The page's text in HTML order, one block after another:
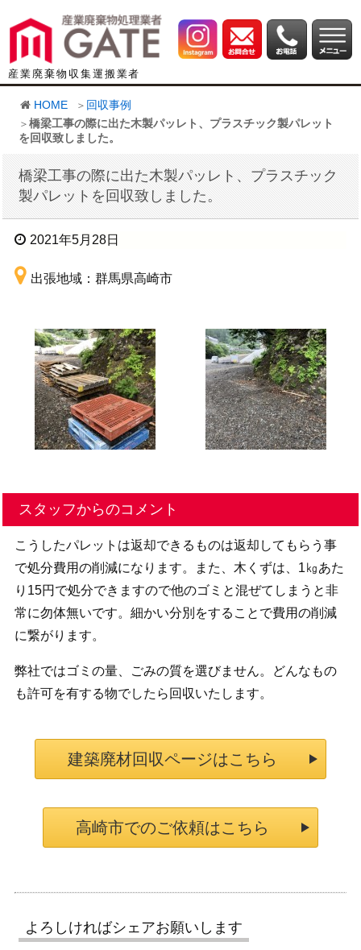
産業廃棄物収集運搬業者
HOME
回収事例
橋梁工事の際に出た木製パッレト、プラスチック製パレット
を回収致しました。
橋梁工事の際に出た木製パッレト、プラスチック
製パレットを回収致しました。
2021年5月28日
出張地域：群馬県高崎市
スタッフからのコメント
こうしたパレットは返却できるものは返却してもらう事
で処分費用の削減になります。また、木くずは、1㎏あた
り15円で処分できますので他のゴミと混ぜてしまうと非
常に勿体無いです。細かい分別をすることで費用の削減
に繋がります。
弊社ではゴミの量、ごみの質を選びません。どんなもの
も許可を有する物でしたら回収いたします。
建築廃材回収ページはこちら
高崎市でのご依頼はこちら
よろしければシェアお願いします